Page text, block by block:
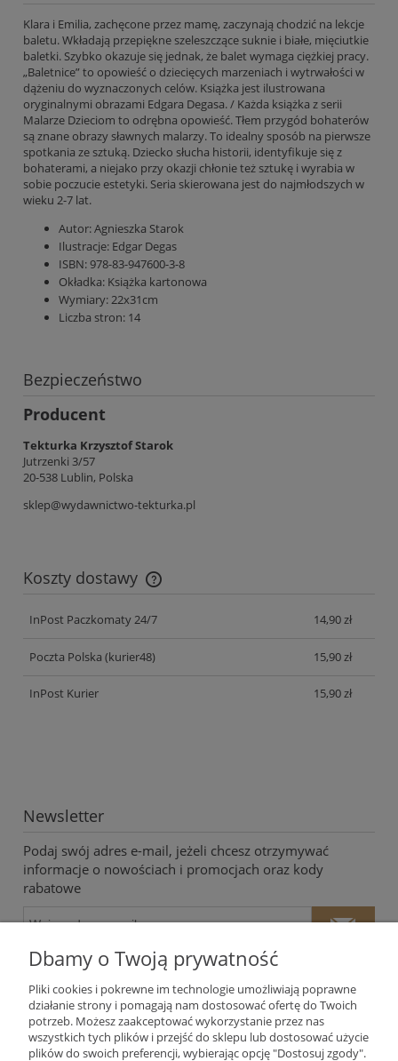
Klara i Emilia, zachęcone przez mamę, zaczynają chodzić na lekcje
baletu. Wkładają przepiękne szeleszczące suknie i białe, mięciutkie
baletki. Szybko okazuje się jednak, że balet wymaga ciężkiej pracy.
„Baletnice” to opowieść o dziecięcych marzeniach i wytrwałości w
dążeniu do wyznaczonych celów. Książka jest ilustrowana
oryginalnymi obrazami Edgara Degasa. / Każda książka z serii
Malarze Dzieciom to odrębna opowieść. Tłem przygód bohaterów
są znane obrazy sławnych malarzy. To idealny sposób na pierwsze
spotkania ze sztuką. Dziecko słucha historii, identyfikuje się z
bohaterami, a niejako przy okazji chłonie też sztukę i wyrabia w
sobie poczucie estetyki. Seria skierowana jest do najmłodszych w
wieku 2-7 lat.
Autor:Agnieszka Starok
Ilustracje: Edgar Degas
ISBN:978-83-947600-3-8
Okładka: Książka kartonowa
Wymiary:22x31cm
Liczba stron: 14
Bezpieczeństwo
Producent
Tekturka Krzysztof Starok
Jutrzenki 3/57
20-538 Lublin, Polska
sklep@wydawnictwo-tekturka.pl
Koszty dostawy
Cena nie zawiera ewentualnych kosztów płatności
InPost Paczkomaty 24/7
14,90 zł
Poczta Polska (kurier48) 15,90 zł
InPost Kurier 15,90 zł
Newsletter
Podaj swój adres e-mail, jeżeli chcesz otrzymywać
informacje o nowościach i promocjach oraz kody
rabatowe
Twoje dane będą przetwarzane zgodnie z nasząpolityką
prywatności
Dbamy o Twoją prywatność
Pliki cookies i pokrewne im technologie umożliwiają poprawne
działanie strony i pomagają nam dostosować ofertę do Twoich
potrzeb. Możesz zaakceptować wykorzystanie przez nas
wszystkich tych plików i przejść do sklepu lub dostosować użycie
plików do swoich preferencji, wybierając opcję "Dostosuj zgody".